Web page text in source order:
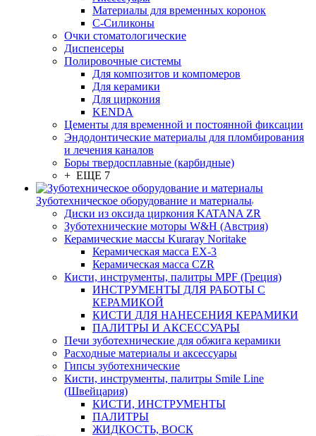
Материалы для временных коронок
С-Силиконы
Очки стоматологические
Диспенсеры
Полировочные системы
Для композитов и компомеров
Для керамики
Для циркония
KENDA
Цементы для временной и постоянной фиксации
Эндодонтические материалы для пломбирования
и лечения каналов
Боры твердосплавные (карбидные)
+ ЕЩЕ 7
Зуботехническое оборудование и материалы
Диски из оксида циркония KATANA ZR
Зуботехнические моторы W&H (Австрия)
Керамические массы Kuraray Noritake
Керамическая масса EX-3
Керамическая масса CZR
Кисти, инструменты, палитры MPF (Греция)
ИНСТРУМЕНТЫ ДЛЯ РАБОТЫ С
КЕРАМИКОЙ
КИСТИ ДЛЯ НАНЕСЕНИЯ КЕРАМИКИ
ПАЛИТРЫ И АКСЕССУАРЫ
Печи зуботехнические для обжига керамики
Расходные материалы и аксессуары
Гипсы зуботехнические
Кисти, инструменты, палитры Smile Line
(Швейцария)
КИСТИ, ИНСТРУМЕНТЫ
ПАЛИТРЫ
ЖИДКОСТЬ, ВОСК